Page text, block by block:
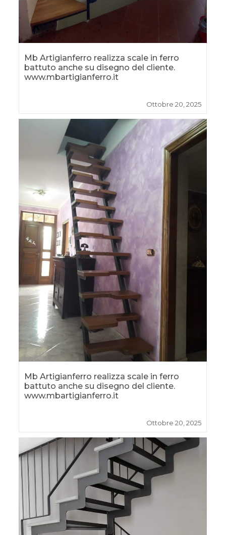
Mb Artigianferro realizza scale in ferro
battuto anche su disegno del cliente.
www.mbartigianferro.it
Ottobre 20, 2025
Mb Artigianferro realizza scale in ferro
battuto anche su disegno del cliente.
www.mbartigianferro.it
Ottobre 20, 2025